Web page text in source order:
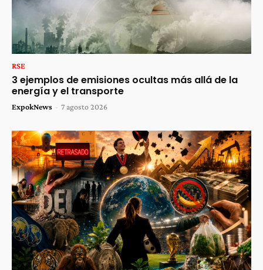
RSE
3 ejemplos de emisiones ocultas más allá de la
energía y el transporte
ExpokNews - 7 agosto 2026